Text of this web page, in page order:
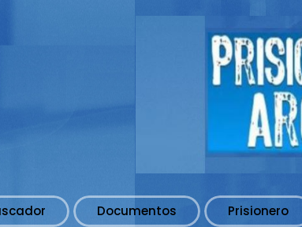
Documentos Prisionero